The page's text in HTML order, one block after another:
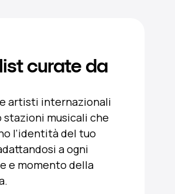
curate da
artisti internazionali
stazioni musicali che
l’identità del tuo
a ogni
e momento della